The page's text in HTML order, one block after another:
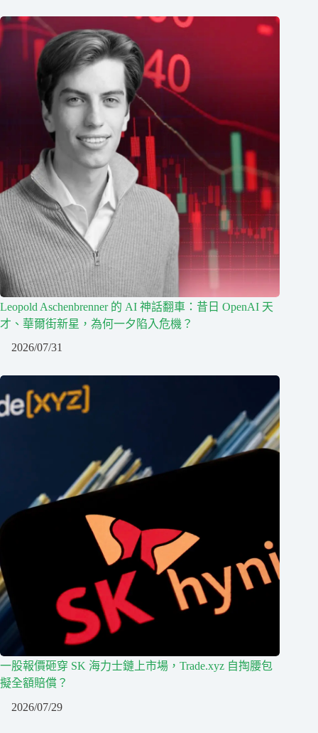
Leopold Aschenbrenner 的 AI 神話翻車：昔日 OpenAI 天
才、華爾街新星，為何一夕陷入危機？
2026/07/31
一股報價砸穿 SK 海力士鏈上市場，Trade.xyz 自掏腰包
擬全額賠償？
2026/07/29